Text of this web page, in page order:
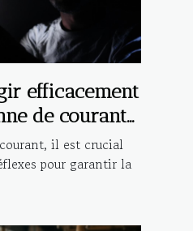
efficacement
de courant
il est crucial
pour garantir la